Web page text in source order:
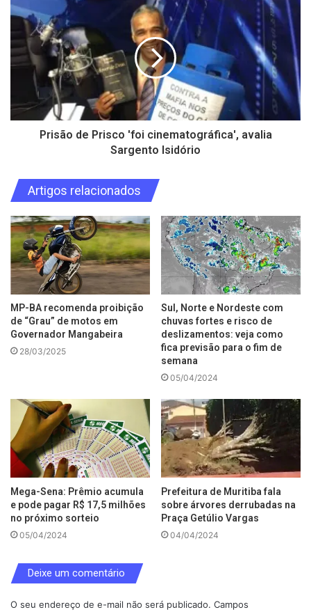
Prisão de Prisco 'foi cinematográfica', avalia
Sargento Isidório
Artigos relacionados
MP-BA recomenda proibição
de “Grau” de motos em
Governador Mangabeira
28/03/2025
Sul, Norte e Nordeste com
chuvas fortes e risco de
deslizamentos: veja como
fica previsão para o fim de
semana
05/04/2024
Mega-Sena: Prêmio acumula
e pode pagar R$ 17,5 milhões
no próximo sorteio
05/04/2024
Prefeitura de Muritiba fala
sobre árvores derrubadas na
Praça Getúlio Vargas
04/04/2024
Deixe um comentário
O seu endereço de e-mail não será publicado. Campos